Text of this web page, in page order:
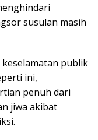
susulan masih
publik
ini,
penuh dari
jiwa akibat